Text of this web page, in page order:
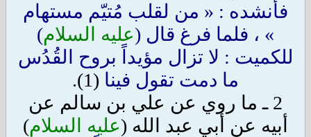
فأنشده : « من لقلب مُتيّم مستهام
» ، فلما فرغ قال (عليه السلام)
للكميت : لا تزال مؤيداً بروح القُدُس
ما دمت تقول فينا (1).
2 ـ ما روي عن علي بن سالم عن
أبيه عن أبي عبد الله (عليه السلام)